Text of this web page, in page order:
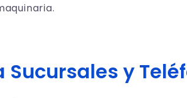
Sucursales y